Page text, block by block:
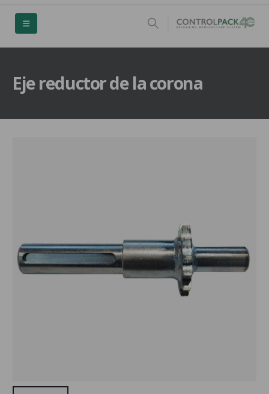
Eje reductor de la corona